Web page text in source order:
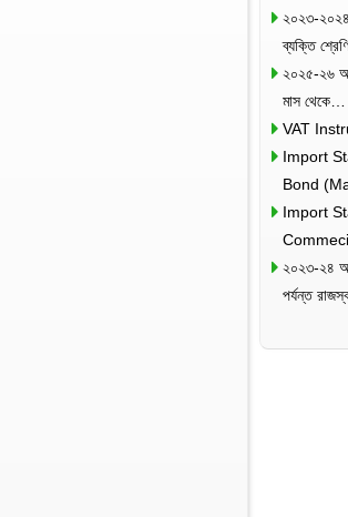
২০২৩-২০২৪
ব্যক্তি
২০২৫-২৬
মাস থেকে…
VAT
Import
Bond
Import
২০২৩-২৪
পর্যন্ত